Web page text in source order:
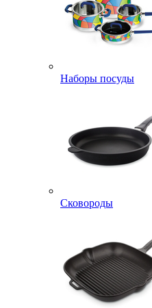
Наборы посуды
Сковороды